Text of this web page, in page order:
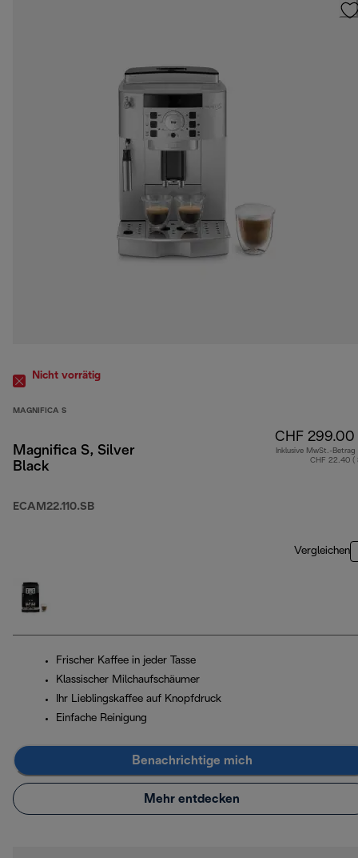
Nicht vorrätig
MAGNIFICA S
Magnifica S, Silver
Black
ECAM22.110.SB
CHF 299.00
Inklusive MwSt.-Betrag
CHF 22.40 (
Vergleichen
Frischer Kaffee in jeder Tasse
Klassischer Milchaufschäumer
Ihr Lieblingskaffee auf Knopfdruck
Einfache Reinigung
Benachrichtige mich
Mehr entdecken